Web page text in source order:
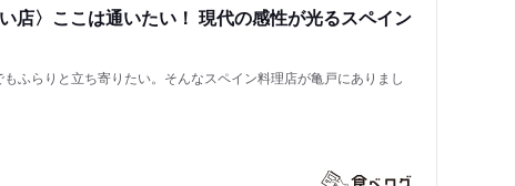
店〉ここは通いたい！ 現代の感性が光るスペイン
ふらりと立ち寄りたい。そんなスペイン料理店が亀戸にありまし